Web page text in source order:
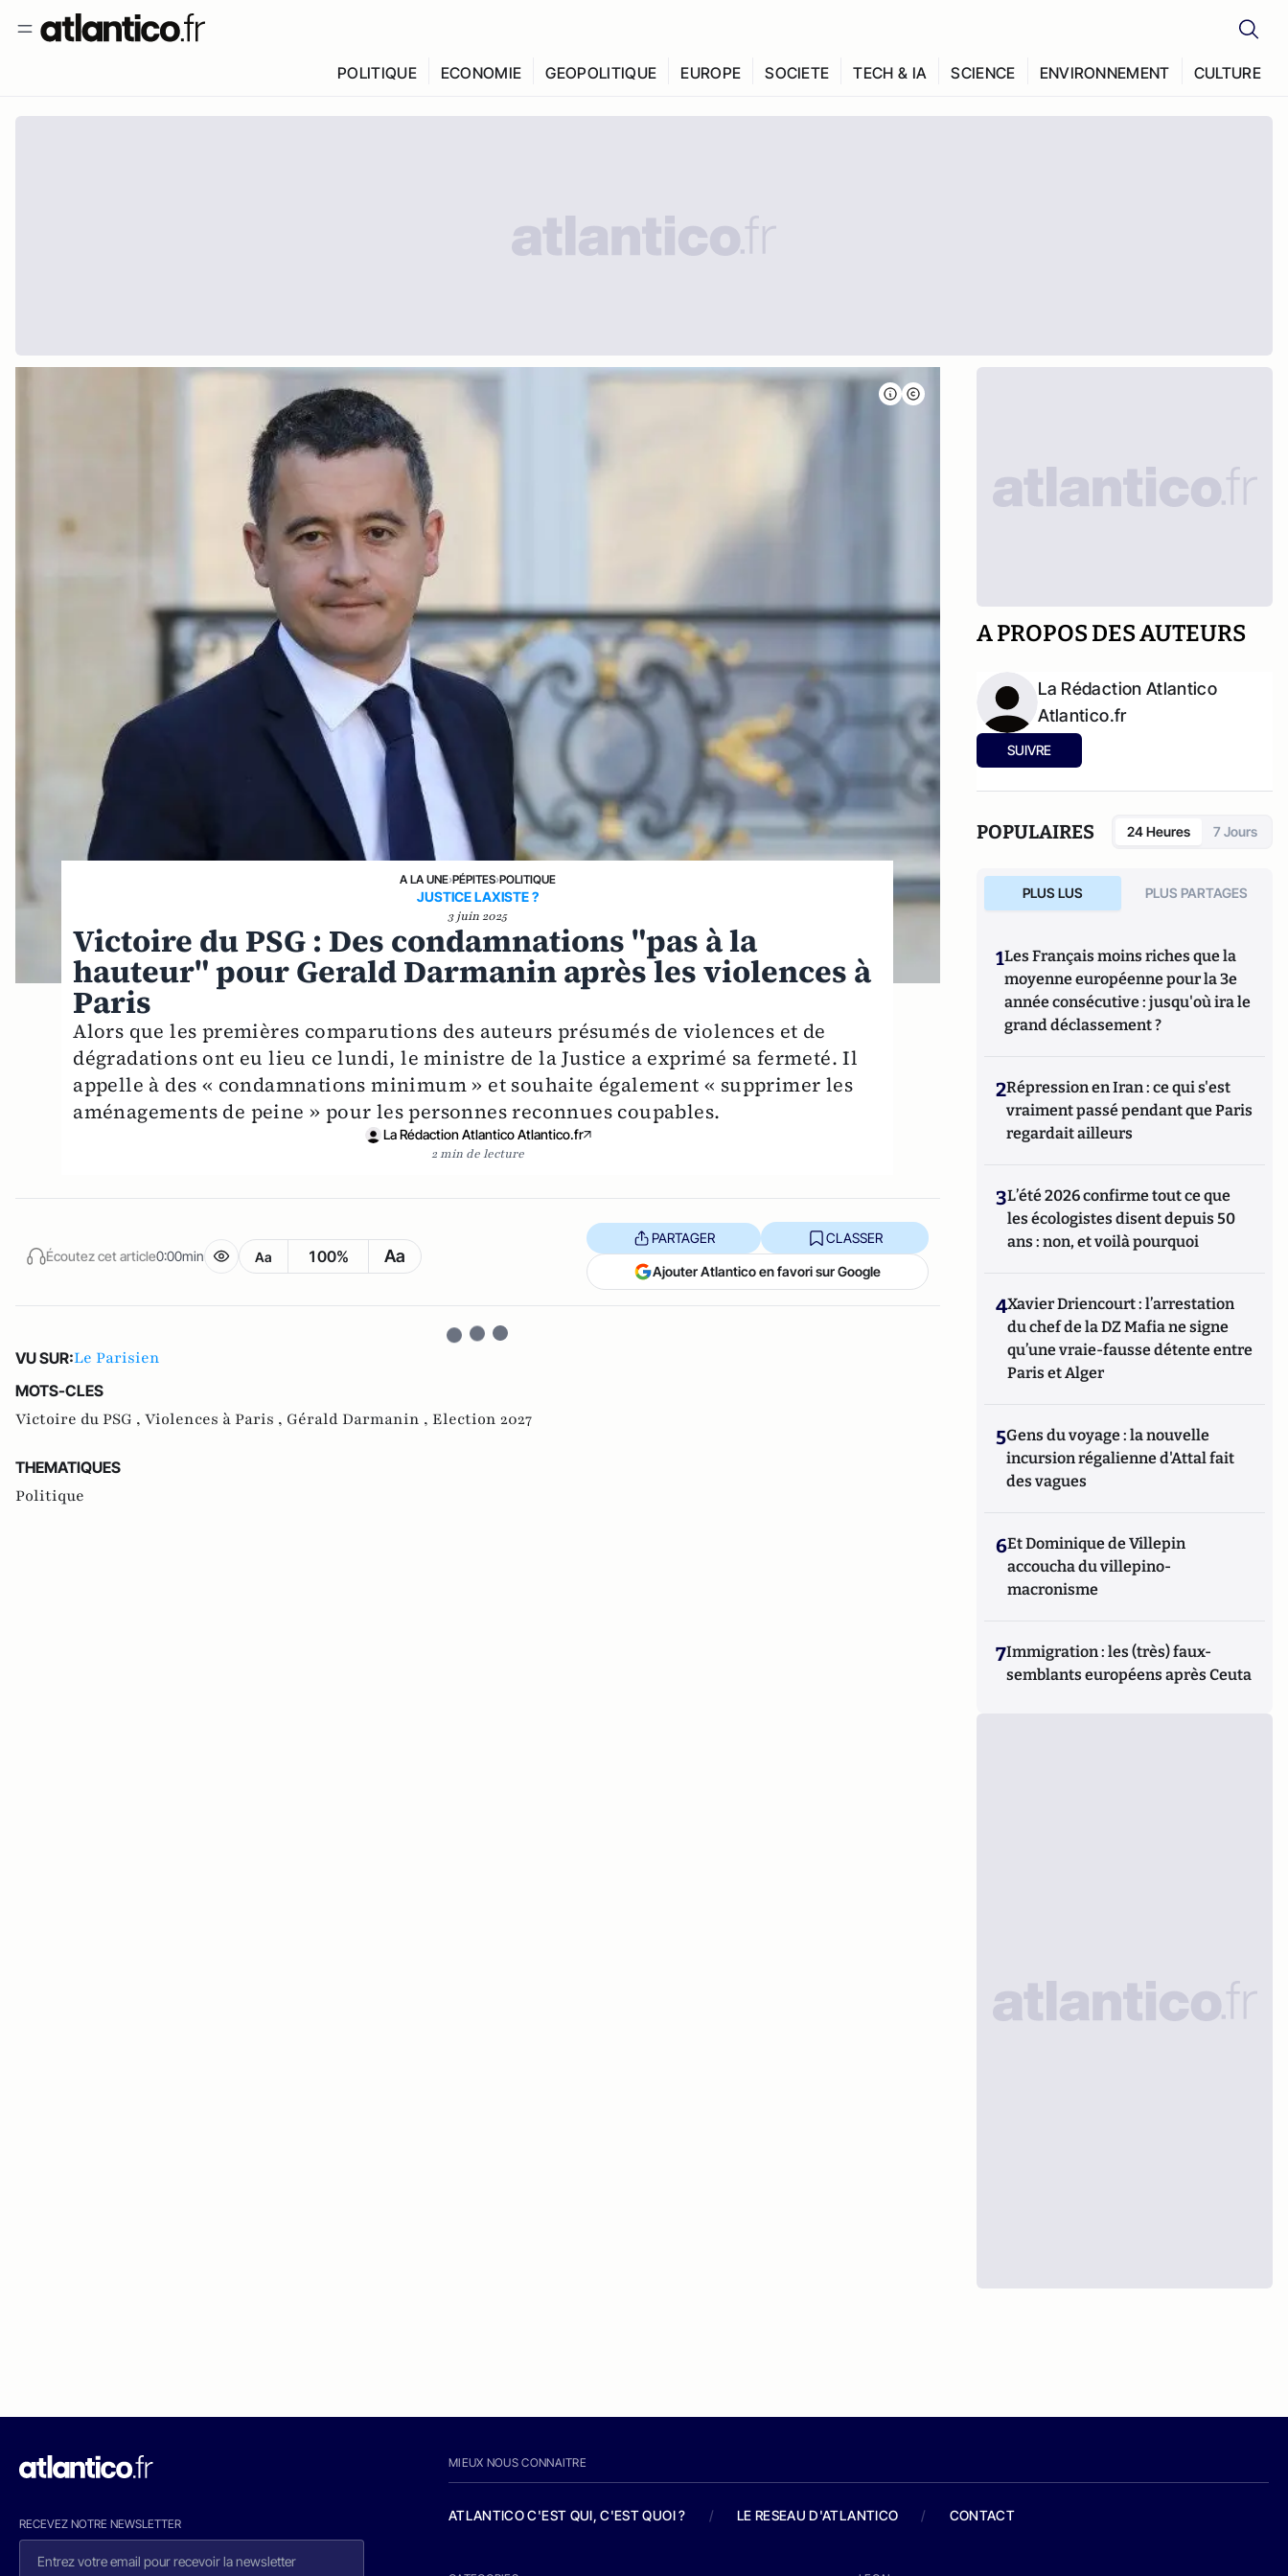
POLITIQUE ECONOMIE GEOPOLITIQUE EUROPE SOCIETE TECH & IA SCIENCE ENVIRONNEMENT CULTURE
A LA UNE›PÉPITES›POLITIQUE
JUSTICE LAXISTE ?
3 juin 2025
Victoire du PSG : Des condamnations "pas à la
hauteur" pour Gerald Darmanin après les violences à
Paris
Alors que les premières comparutions des auteurs présumés de violences et de
dégradations ont eu lieu ce lundi, le ministre de la Justice a exprimé sa fermeté. Il
appelle à des « condamnations minimum » et souhaite également « supprimer les
aménagements de peine » pour les personnes reconnues coupables.
La Rédaction Atlantico Atlantico.fr
2 min de lecture
Écoutez cet article0:00min Aa 100% Aa
PARTAGER CLASSER
Ajouter Atlantico en favori sur Google
VU SUR:Le Parisien
MOTS-CLES
Victoire du PSG , Violences à Paris , Gérald Darmanin , Election 2027
THEMATIQUES
Politique
A PROPOS DES AUTEURS
La Rédaction Atlantico
Atlantico.fr
SUIVRE
POPULAIRES 24 Heures 7 Jours
PLUS LUS PLUS PARTAGES
1Les Français moins riches que la
moyenne européenne pour la 3e
année consécutive : jusqu'où ira le
grand déclassement ?
2Répression en Iran : ce qui s'est
vraiment passé pendant que Paris
regardait ailleurs
3L’été 2026 confirme tout ce que
les écologistes disent depuis 50
ans : non, et voilà pourquoi
4Xavier Driencourt : l’arrestation
du chef de la DZ Mafia ne signe
qu’une vraie-fausse détente entre
Paris et Alger
5Gens du voyage : la nouvelle
incursion régalienne d'Attal fait
des vagues
6Et Dominique de Villepin
accoucha du villepino-
macronisme
7Immigration : les (très) faux-
semblants européens après Ceuta
RECEVEZ NOTRE NEWSLETTER
MIEUX NOUS CONNAITRE
ATLANTICO C'EST QUI, C'EST QUOI ? / LE RESEAU D'ATLANTICO / CONTACT